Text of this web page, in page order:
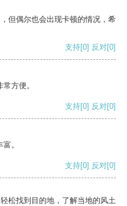
但偶尔也会出现卡顿的情况，希
支持[0] 反对[0]
方便。
支持[0] 反对[0]
。
支持[0] 反对[0]
松找到目的地，了解当地的风土